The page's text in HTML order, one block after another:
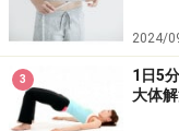
2024/
3
1日5
大体解